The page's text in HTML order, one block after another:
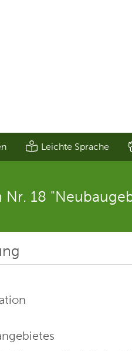
Leichte Sprache
18